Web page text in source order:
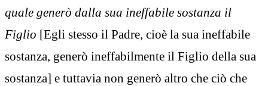
quale generò dalla sua ineffabile sostanza il
Figlio [Egli stesso il Padre, cioè la sua ineffabile
sostanza, generò ineffabilmente il Figlio della sua
sostanza] e tuttavia non generò altro che ciò che